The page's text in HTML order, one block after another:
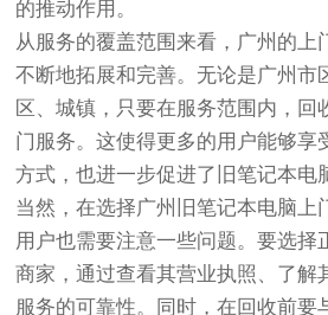
的推动作用。
从服务的覆盖范围来看，广州的上
不断地拓展和完善。无论是广州市
区、城镇，只要在服务范围内，回
门服务。这使得更多的用户能够享
方式，也进一步促进了旧笔记本电
当然，在选择广州旧笔记本电脑上
用户也需要注意一些问题。要选择
商家，通过查看其营业执照、了解
服务的可靠性。同时，在回收前要